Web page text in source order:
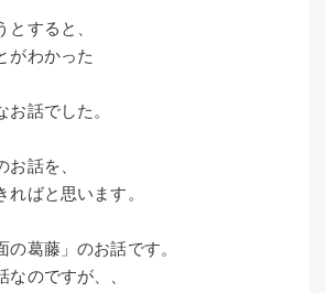
とすると、
がわかった
お話でした。
話を、
ればと思います。
葛藤」のお話です。
なのですが、、